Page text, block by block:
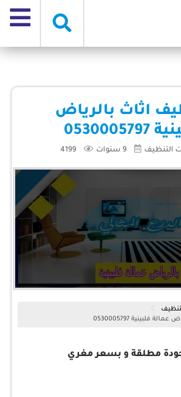
اثاث بالرياض
التنظيف 9 سنوات 4199
فلبينية 0530005797
مطلقة و بسعر مغري